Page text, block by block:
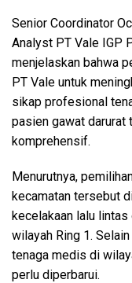
Senior Coordinator
Analyst PT Vale IGP
menjelaskan bahwa
PT Vale untuk
sikap profesional
pasien gawat darurat
komprehensif.
Menurutnya,
kecamatan tersebut
kecelakaan lalu
wilayah Ring 1.
tenaga medis di
perlu diperbarui.